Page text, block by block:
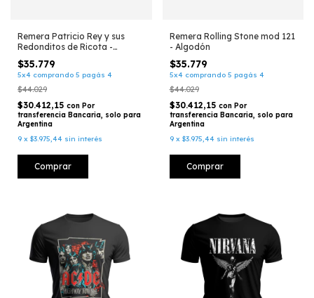
Remera Patricio Rey y sus
Redonditos de Ricota -
Oktubre mod 122 - Algodón
(038)
$35.779
5x4 comprando 5 pagás 4
$44.029
$30.412,15 con Por
transferencia Bancaria, solo para
Argentina
9 x $3.975,44 sin interés
Comprar
Remera Rolling Stone mod 121
- Algodón
$35.779
5x4 comprando 5 pagás 4
$44.029
$30.412,15 con Por
transferencia Bancaria, solo para
Argentina
9 x $3.975,44 sin interés
Comprar